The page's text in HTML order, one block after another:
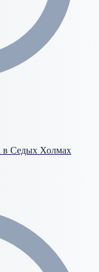
в Седых Холмах